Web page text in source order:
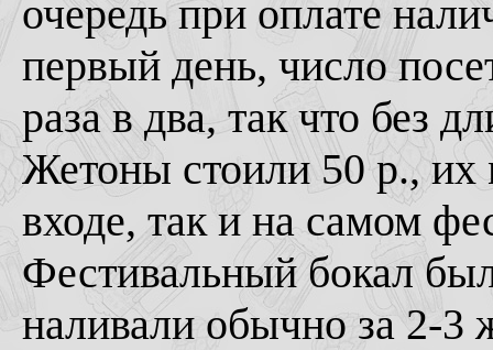
очередь при оплате
первый день, число
раза в два, так что без
Жетоны стоили 50 р.,
входе, так и на самом
Фестивальный бокал
наливали обычно за 2-3